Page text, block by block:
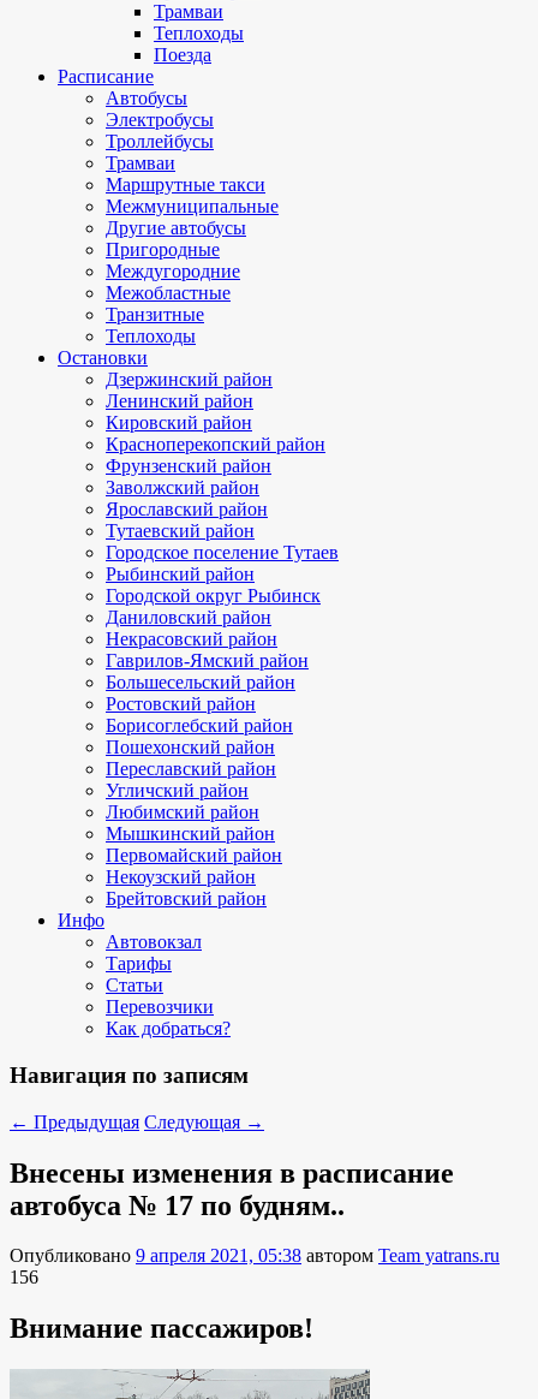
Трамваи
Теплоходы
Поезда
Расписание
Автобусы
Электробусы
Троллейбусы
Трамваи
Маршрутные такси
Межмуниципальные
Другие автобусы
Пригородные
Междугородние
Межобластные
Транзитные
Теплоходы
Остановки
Дзержинский район
Ленинский район
Кировский район
Красноперекопский район
Фрунзенский район
Заволжский район
Ярославский район
Тутаевский район
Городское поселение Тутаев
Рыбинский район
Городской округ Рыбинск
Даниловский район
Некрасовский район
Гаврилов-Ямский район
Большесельский район
Ростовский район
Борисоглебский район
Пошехонский район
Переславский район
Угличский район
Любимский район
Мышкинский район
Первомайский район
Некоузский район
Брейтовский район
Инфо
Автовокзал
Тарифы
Статьи
Перевозчики
Как добраться?
Навигация по записям
← Предыдущая Следующая →
Внесены изменения в расписание
автобуса № 17 по будням..
Опубликовано 9 апреля 2021, 05:38 автором Team yatrans.ru
156
Внимание пассажиров!